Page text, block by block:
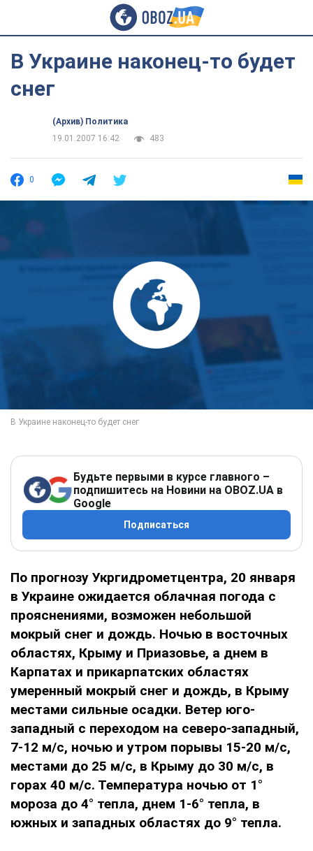
В Украине наконец-то будет
снег
(Архив) Политика
19.01.2007 16:42
483
0
Будьте первыми в курсе главного –
подпишитесь на Новини на OBOZ.UA в
Google
Подписаться
По прогнозу Укргидрометцентра, 20 января
в Украине ожидается облачная погода с
прояснениями, возможен небольшой
мокрый снег и дождь. Ночью в восточных
областях, Крыму и Приазовье, а днем в
Карпатах и прикарпатских областях
умеренный мокрый снег и дождь, в Крыму
местами сильные осадки. Ветер юго-
западный с переходом на северо-западный,
7-12 м/с, ночью и утром порывы 15-20 м/с,
местами до 25 м/с, в Крыму до 30 м/с, в
горах 40 м/с. Температура ночью от 1°
мороза до 4° тепла, днем 1-6° тепла, в
южных и западных областях до 9° тепла.